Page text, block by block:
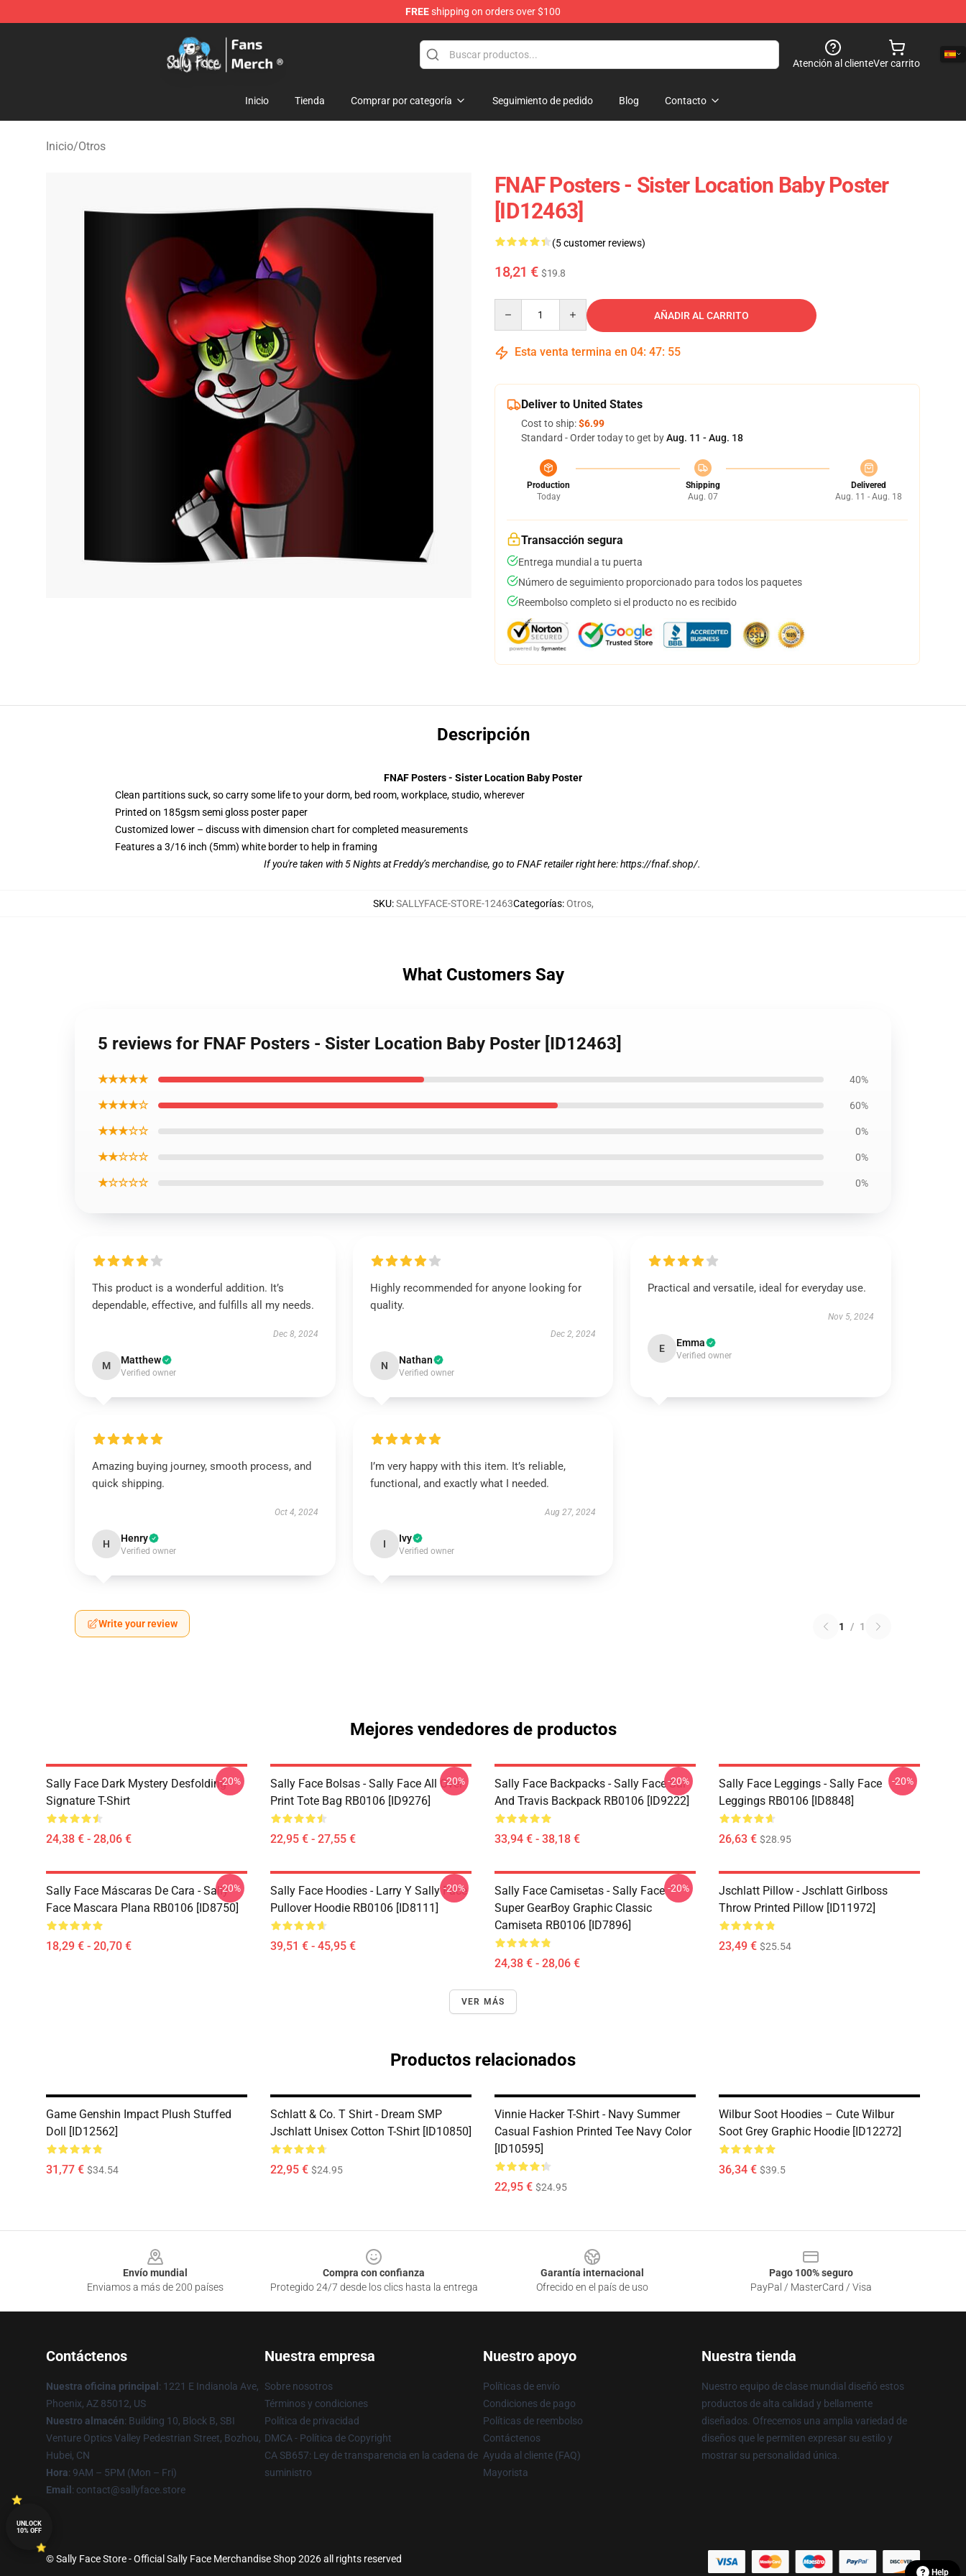
FREEshipping on orders over $100
Sally Face Store - Official Sally Face Merchandise Shop
Atención al clienteVer carrito
Inicio Tienda Comprar por categoría Seguimiento de pedido Blog Contacto
Inicio/Otros
FNAF Posters - Sister Location Baby Poster
[ID12463]
(5 customer reviews)
18,21 € $19.8
AÑADIR AL CARRITO
Esta venta termina en 04: 47: 54
Deliver to United States
Cost to ship:$6.99
Standard - Order today to get byAug. 11 - Aug. 18
Production
Today
Shipping
Aug. 07
Delivered
Aug. 11 - Aug. 18
Transacción segura
Entrega mundial a tu puerta
Número de seguimiento proporcionado para todos los paquetes
Reembolso completo si el producto no es recibido
Descripción
FNAF Posters - Sister Location Baby Poster
Clean partitions suck, so carry some life to your dorm, bed room, workplace, studio, wherever
Printed on 185gsm semi gloss poster paper
Customized lower – discuss with dimension chart for completed measurements
Features a 3/16 inch (5mm) white border to help in framing
If you're taken with 5 Nights at Freddy’s merchandise, go to FNAF retailer right here:https://fnaf.shop/.
SKU:SALLYFACE-STORE-12463Categorías:Otros,
What Customers Say
5 reviews for FNAF Posters - Sister Location Baby Poster [ID12463]
★★★★★ 40%
★★★★☆ 60%
★★★☆☆ 0%
★★☆☆☆ 0%
★☆☆☆☆ 0%
This product is a wonderful addition. It’s
dependable, effective, and fulfills all my needs.
Dec 8, 2024
M Matthew
Verified owner
Highly recommended for anyone looking for
quality.
Dec 2, 2024
N Nathan
Verified owner
Practical and versatile, ideal for everyday use.
Nov 5, 2024
E Emma
Verified owner
Amazing buying journey, smooth process, and
quick shipping.
Oct 4, 2024
H Henry
Verified owner
I’m very happy with this item. It’s reliable,
functional, and exactly what I needed.
Aug 27, 2024
I Ivy
Verified owner
Write your review 1 / 1
Mejores vendedores de productos
Sally Face Dark Mystery Desfolding
Signature T-Shirt
24,38 € - 28,06 €
-20%
Sally Face Bolsas - Sally Face All Over
Print Tote Bag RB0106 [ID9276]
22,95 € - 27,55 €
-20%
Sally Face Backpacks - Sally Face Sal
And Travis Backpack RB0106 [ID9222]
33,94 € - 38,18 €
-20%
Sally Face Leggings - Sally Face
Leggings RB0106 [ID8848]
26,63 € $28.95
-20%
Sally Face Máscaras De Cara - Sally
Face Mascara Plana RB0106 [ID8750]
18,29 € - 20,70 €
-20%
Sally Face Hoodies - Larry Y Sally Face
Pullover Hoodie RB0106 [ID8111]
39,51 € - 45,95 €
-20%
Sally Face Camisetas - Sally Face
Super GearBoy Graphic Classic
Camiseta RB0106 [ID7896]
24,38 € - 28,06 €
-20%
Jschlatt Pillow - Jschlatt Girlboss
Throw Printed Pillow [ID11972]
23,49 € $25.54
VER MÁS
Productos relacionados
Game Genshin Impact Plush Stuffed
Doll [ID12562]
31,77 € $34.54
Schlatt & Co. T Shirt - Dream SMP
Jschlatt Unisex Cotton T-Shirt [ID10850]
22,95 € $24.95
Vinnie Hacker T-Shirt - Navy Summer
Casual Fashion Printed Tee Navy Color
[ID10595]
22,95 € $24.95
Wilbur Soot Hoodies – Cute Wilbur
Soot Grey Graphic Hoodie [ID12272]
36,34 € $39.5
Envío mundial
Enviamos a más de 200 países
Compra con confianza
Protegido 24/7 desde los clics hasta la entrega
Garantía internacional
Ofrecido en el país de uso
Pago 100% seguro
PayPal / MasterCard / Visa
Contáctenos
Nuestra oficina principal : 1221 E Indianola Ave,
Phoenix, AZ 85012, US
Nuestro almacén: Building 10, Block B, SBI
Venture Optics Valley Pedestrian Street, Bozhou,
Hubei, CN
Hora: 9AM – 5PM (Mon – Fri)
Email : contact@sallyface.store
Nuestra empresa
Sobre nosotros
Términos y condiciones
Política de privacidad
DMCA - Política de Copyright
CA SB657: Ley de transparencia en la cadena de
suministro
Nuestro apoyo
Políticas de envío
Condiciones de pago
Políticas de reembolso
Contáctenos
Ayuda al cliente (FAQ)
Mayorista
Nuestra tienda
Nuestro equipo de clase mundial diseñó estos
productos de alta calidad y bellamente
diseñados. Ofrecemos una amplia variedad de
diseños que le permiten expresar su estilo y
mostrar su personalidad única.
© Sally Face Store - Official Sally Face Merchandise Shop 2026 all rights reserved
Help
UNLOCK
10% OFF